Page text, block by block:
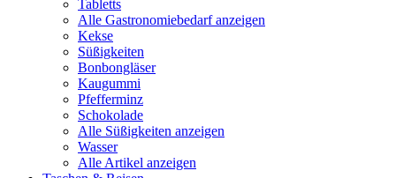
Tabletts
Alle Gastronomiebedarf anzeigen
Kekse
Süßigkeiten
Bonbongläser
Kaugummi
Pfefferminz
Schokolade
Alle Süßigkeiten anzeigen
Wasser
Alle Artikel anzeigen